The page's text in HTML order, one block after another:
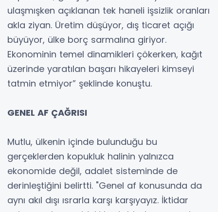
ulaşmışken açıklanan tek haneli işsizlik oranları
akla ziyan. Üretim düşüyor, dış ticaret açığı
büyüyor, ülke borç sarmalına giriyor.
Ekonominin temel dinamikleri çökerken, kağıt
üzerinde yaratılan başarı hikayeleri kimseyi
tatmin etmiyor” şeklinde konuştu.
GENEL AF ÇAĞRISI
Mutlu, ülkenin içinde bulunduğu bu
gerçeklerden kopukluk halinin yalnızca
ekonomide değil, adalet sisteminde de
derinleştiğini belirtti. "Genel af konusunda da
aynı akıl dışı ısrarla karşı karşıyayız. İktidar